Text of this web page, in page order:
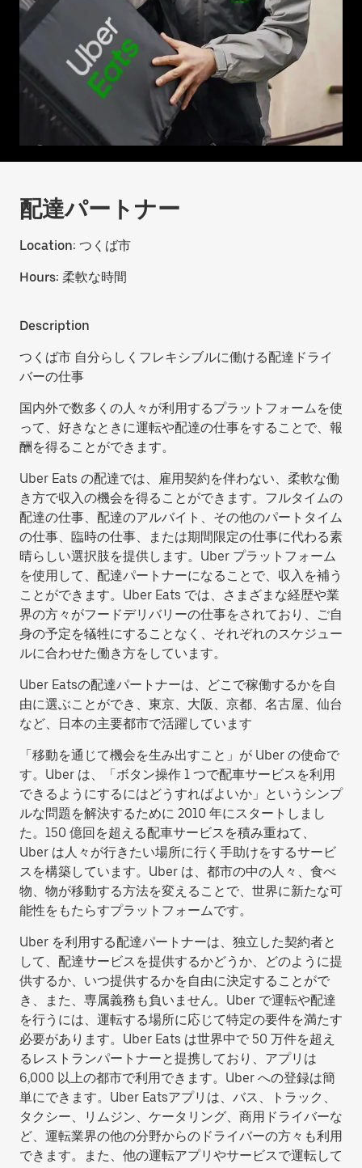
配達パートナー
Location: つくば市
Hours: 柔軟な時間
Description
つくば市 自分らしくフレキシブルに働ける配達ドライ
バーの仕事
国内外で数多くの人々が利用するプラットフォームを使
って、好きなときに運転や配達の仕事をすることで、報
酬を得ることができます。
Uber Eats の配達では、雇用契約を伴わない、柔軟な働
き方で収入の機会を得ることができます。フルタイムの
配達の仕事、配達のアルバイト、その他のパートタイム
の仕事、臨時の仕事、または期間限定の仕事に代わる素
晴らしい選択肢を提供します。Uber プラットフォーム
を使用して、配達パートナーになることで、収入を補う
ことができます。Uber Eats では、さまざまな経歴や業
界の方々がフードデリバリーの仕事をされており、ご自
身の予定を犠牲にすることなく、それぞれのスケジュー
ルに合わせた働き方をしています。
Uber Eatsの配達パートナーは、どこで稼働するかを自
由に選ぶことができ、東京、大阪、京都、名古屋、仙台
など、日本の主要都市で活躍しています
「移動を通じて機会を生み出すこと」が Uber の使命で
す。Uber は、「ボタン操作 1 つで配車サービスを利用
できるようにするにはどうすればよいか」というシンプ
ルな問題を解決するために 2010 年にスタートしまし
た。150 億回を超える配車サービスを積み重ねて、
Uber は人々が行きたい場所に行く手助けをするサービ
スを構築しています。Uber は、都市の中の人々、食べ
物、物が移動する方法を変えることで、世界に新たな可
能性をもたらすプラットフォームです。
Uber を利用する配達パートナーは、独立した契約者と
して、配達サービスを提供するかどうか、どのように提
供するか、いつ提供するかを自由に決定することがで
き、また、専属義務も負いません。Uber で運転や配達
を行うには、運転する場所に応じて特定の要件を満たす
必要があります。Uber Eats は世界中で 50 万件を超え
るレストランパートナーと提携しており、アプリは
6,000 以上の都市で利用できます。Uber への登録は簡
単にできます。Uber Eatsアプリは、バス、トラック、
タクシー、リムジン、ケータリング、商用ドライバーな
ど、運転業界の他の分野からのドライバーの方々も利用
できます。また、他の運転アプリやサービスで運転して